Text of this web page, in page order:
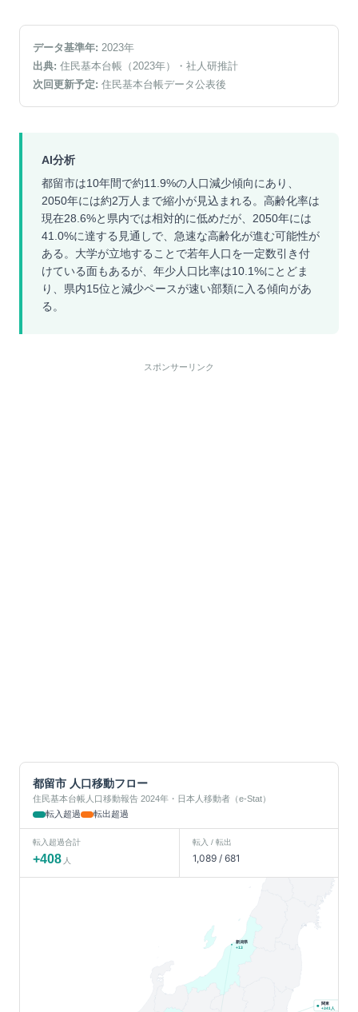
データ基準年: 2023年
出典: 住民基本台帳（2023年）
・社人研推計
次回更新予定: 住民基本台帳データ公表後
AI分析
都留市は10年間で約11.9%の人口減少傾向にあり、
2050年には約2万人まで縮小が見込まれる。高齢化率は
現在28.6%と県内では相対的に低めだが、2050年には
41.0%に達する見通しで、急速な高齢化が進む可能性が
ある。大学が立地することで若年人口を一定数引き付
けている面もあるが、年少人口比率は10.1%にとどま
り、県内15位と減少ペースが速い部類に入る傾向があ
る。
スポンサーリンク
都留市 人口移動フロー
住民基本台帳人口移動報告 2024年・日本人移動者（e-Stat）
転入超過
転出超過
転入超過合計
+408 人
転入 / 転出
1,089/ 681
新潟県
+13
関東
+341人